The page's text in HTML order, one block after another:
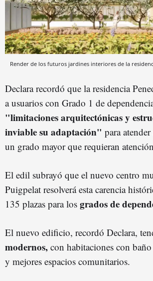
Render de los futuros jardines interiores de la
Declara recordó que la residencia
a usuarios con Grado 1 de
"limitaciones arquitectónicas y
inviable su adaptación" para
un grado mayor que requieran
El edil subrayó que el nuevo centro
Puigpelat resolverá esta carencia
135 plazas para los grados de
El nuevo edificio, recordó Declara,
modernos, con habitaciones con
y mejores espacios comunitarios.